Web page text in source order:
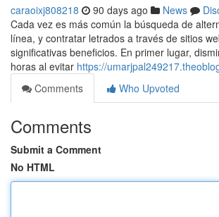
caraoixj808218 90 days ago News
Cada vez es más común la búsqueda de
línea, y contratar letrados a través de sitios
significativas beneficios. En primer lugar,
horas al evitar https://
Comments
Who Upvoted
Comments
Submit a Comment
No HTML